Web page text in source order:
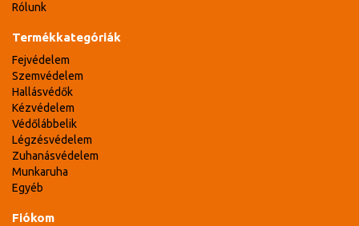
Rólunk
Termékkategóriák
Fejvédelem
Szemvédelem
Hallásvédők
Kézvédelem
Védőlábbelik
Légzésvédelem
Zuhanásvédelem
Munkaruha
Egyéb
Fiókom